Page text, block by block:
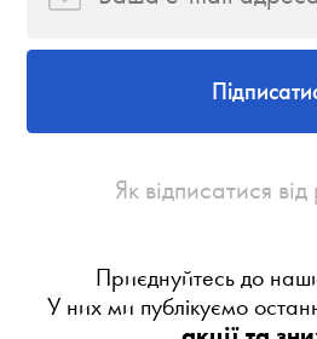
Як відписатися
Приєднуйтесь до
У них ми публікуємо